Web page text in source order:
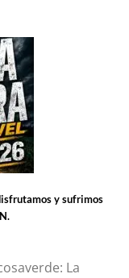
y sufrimos
La